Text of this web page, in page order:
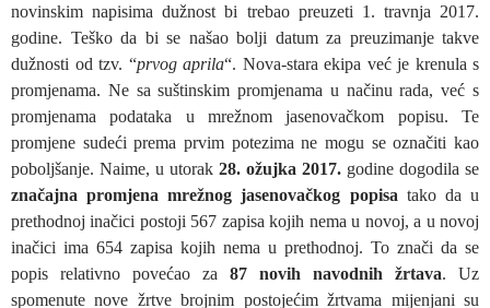
novinskim napisima dužnost bi trebao preuzeti 1. travnja 2017.
godine. Teško da bi se našao bolji datum za preuzimanje takve
dužnosti od tzv. “prvog aprila“. Nova-stara ekipa već je krenula s
promjenama. Ne sa suštinskim promjenama u načinu rada, već s
promjenama podataka u mrežnom jasenovačkom popisu. Te
promjene sudeći prema prvim potezima ne mogu se označiti kao
poboljšanje. Naime, u utorak 28. ožujka 2017. godine dogodila se
značajna promjena mrežnog jasenovačkog popisa tako da u
prethodnoj inačici postoji 567 zapisa kojih nema u novoj, a u novoj
inačici ima 654 zapisa kojih nema u prethodnoj. To znači da se
popis relativno povećao za 87 novih navodnih žrtava. Uz
spomenute nove žrtve brojnim postojećim žrtvama mijenjani su